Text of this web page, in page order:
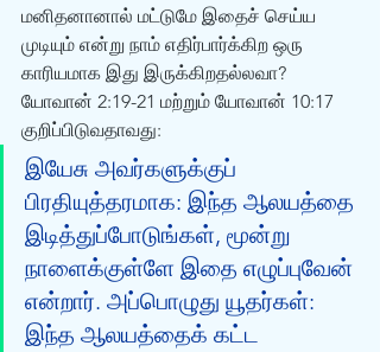
மனிதனானால் மட்டுமே இதைச் செய்ய
முடியும் என்று நாம் எதிர்பார்க்கிற ஒரு
காரியமாக இது இருக்கிறதல்லவா?
யோவான் 2:19-21 மற்றும் யோவான் 10:17
குறிப்பிடுவதாவது:
இயேசு அவர்களுக்குப்
பிரதியுத்தரமாக: இந்த ஆலயத்தை
இடித்துப்போடுங்கள், மூன்று
நாளைக்குள்ளே இதை எழுப்புவேன்
என்றார். அப்பொழுது யூதர்கள்:
இந்த ஆலயத்தைக் கட்ட